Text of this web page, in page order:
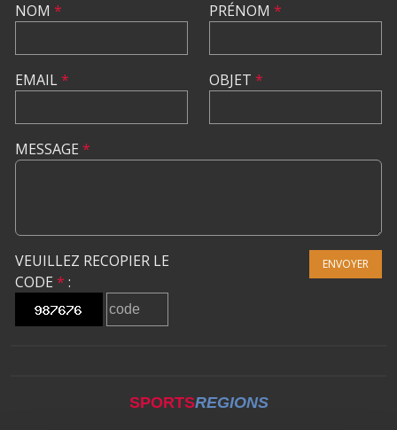
NOM *
EMAIL*
PRÉNOM *
OBJET *
MESSAGE *
VEUILLEZ RECOPIER LE
CODE * :
ENVOYER
SPORTSREGIONS